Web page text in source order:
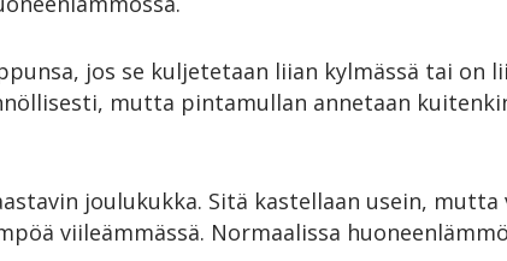
jos se kuljetetaan liian kylmässä tai on
mutta pintamullan annetaan
joulukukka. Sitä kastellaan usein,
viileämmässä. Normaalissa